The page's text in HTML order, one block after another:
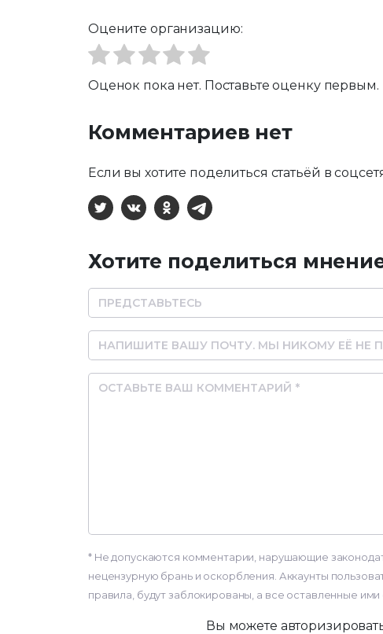
Оцените организацию:
Оценок пока нет. Поставьте оценку первым.
Комментариев нет
Если вы хотите поделиться статьёй в
X ВКонтактеОдноклассники
Telegram
Хотите поделиться
Name
Email
Comment
* Не допускаются комментарии, нарушающие
нецензурную брань и оскорбления. Аккаунты
правила, будут заблокированы, а все оставленные
Вы можете